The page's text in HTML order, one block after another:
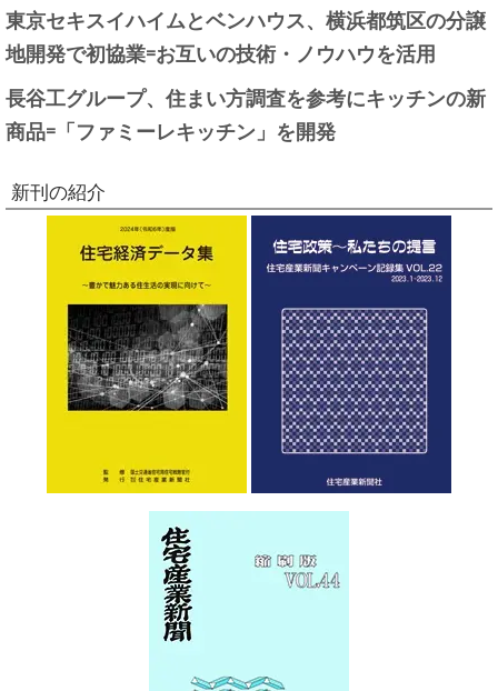
東京セキスイハイムとベンハウス、横浜都筑区の分譲
地開発で初協業=お互いの技術・ノウハウを活用
長谷工グループ、住まい方調査を参考にキッチンの新
商品=「ファミーレキッチン」を開発
新刊の紹介